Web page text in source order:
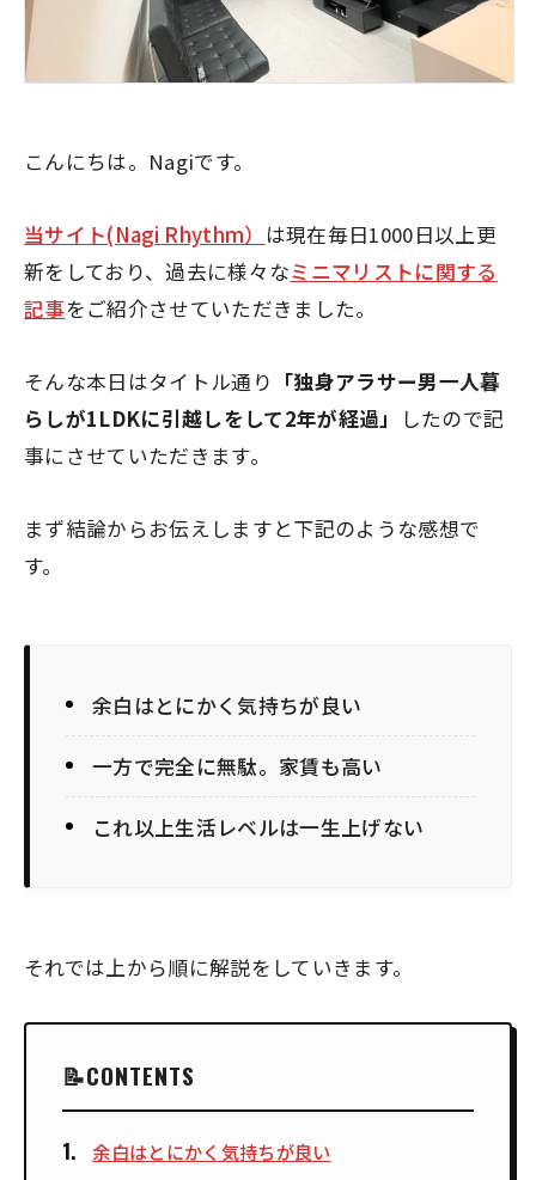
こんにちは。Nagiです。
当サイト(Nagi Rhythm） は現在毎日1000日以上更
新をしており、過去に様々なミニマリストに関する
記事をご紹介させていただきました。
そんな本日はタイトル通り 「独身アラサー男一人暮
らしが1LDKに引越しをして2年が経過」
したので記
事にさせていただきます。
まず結論からお伝えしますと下記のような感想で
す。
余白はとにかく気持ちが良い
一方で完全に無駄。家賃も高い
これ以上生活レベルは一生上げない
それでは上から順に解説をしていきます。
CONTENTS
余白はとにかく気持ちが良い